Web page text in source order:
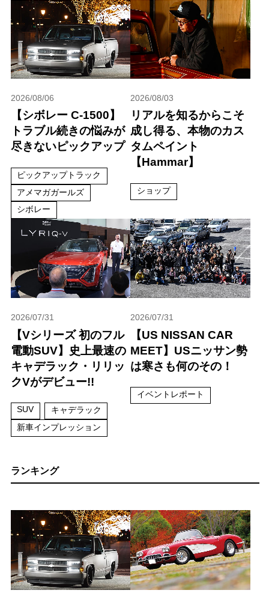
2026/08/06
【シボレー C-1500】
トラブル続きの悩みが
尽きないピックアップ
ピックアップトラック
アメマガガールズ
シボレー
2026/08/03
リアルを知るからこそ
成し得る、本物のカス
タムペイント
【Hammar】
ショップ
2026/07/31
【Vシリーズ 初のフル
電動SUV】史上最速の
キャデラック・リリッ
クVがデビュー!!
SUV
キャデラック
新車インプレッション
2026/07/31
【US NISSAN CAR
MEET】USニッサン勢
は寒さも何のその！
イベントレポート
ランキング